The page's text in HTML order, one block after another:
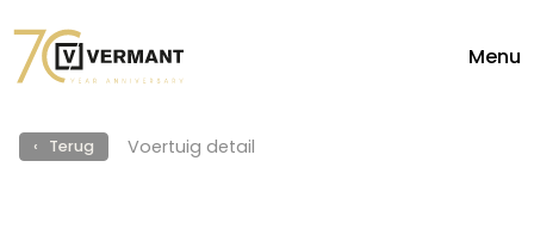
Menu
‹ Terug Voertuig detail